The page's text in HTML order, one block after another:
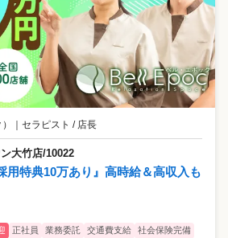
｜ セラピスト / 店長
大竹店/10022
用特典10万あり』高時給＆高収入も
正社員 業務委託 交通費支給
社会保険完備